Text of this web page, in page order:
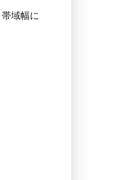
域幅に